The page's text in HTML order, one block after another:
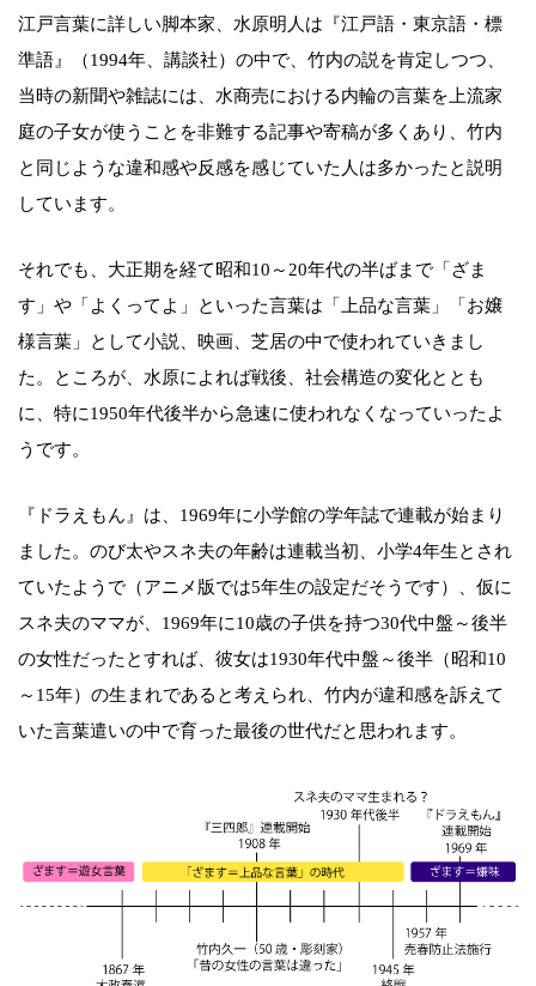
江戸言葉に詳しい脚本家、水原明人は『江戸語・東京語・標
準語』（1994年、講談社）の中で、竹内の説を肯定しつつ、
当時の新聞や雑誌には、水商売における内輪の言葉を上流家
庭の子女が使うことを非難する記事や寄稿が多くあり、竹内
と同じような違和感や反感を感じていた人は多かったと説明
しています。
それでも、大正期を経て昭和10～20年代の半ばまで「ざま
す」や「よくってよ」といった言葉は「上品な言葉」「お嬢
様言葉」として小説、映画、芝居の中で使われていきまし
た。ところが、水原によれば戦後、社会構造の変化ととも
に、特に1950年代後半から急速に使われなくなっていったよ
うです。
『ドラえもん』は、1969年に小学館の学年誌で連載が始まり
ました。のび太やスネ夫の年齢は連載当初、小学4年生とされ
ていたようで（アニメ版では5年生の設定だそうです）、仮に
スネ夫のママが、1969年に10歳の子供を持つ30代中盤～後半
の女性だったとすれば、彼女は1930年代中盤～後半（昭和10
～15年）の生まれであると考えられ、竹内が違和感を訴えて
いた言葉遣いの中で育った最後の世代だと思われます。